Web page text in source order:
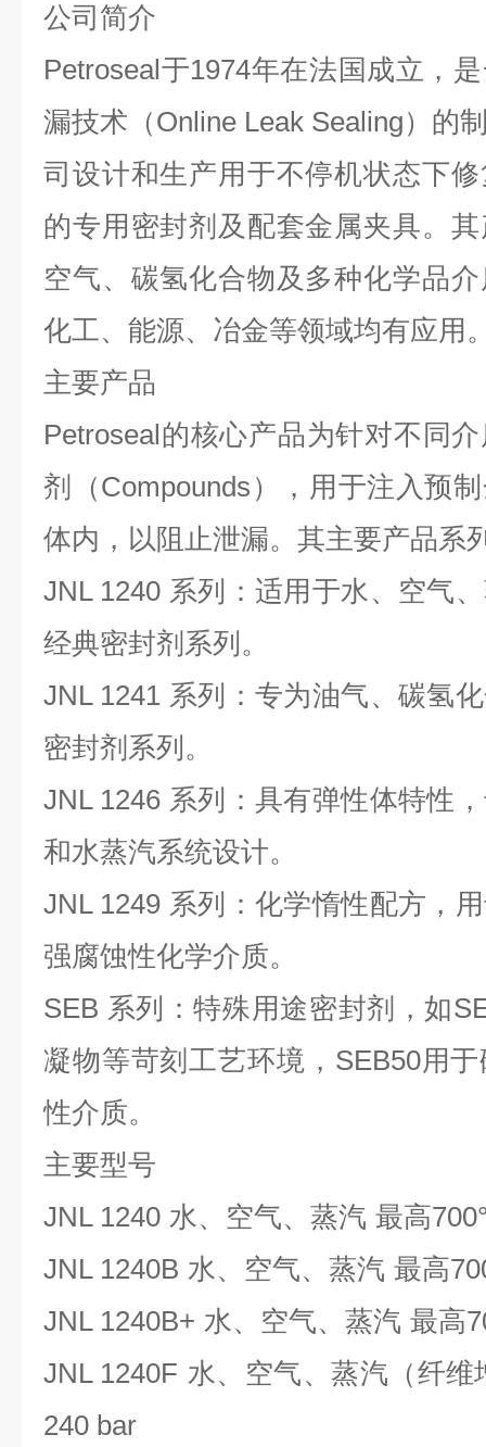
公司简介
Petroseal于1974年在法国成立，
漏技术（Online Leak Sealing）的
司设计和生产用于不停机状态下
的专用密封剂及配套金属夹具。
空气、碳氢化合物及多种化学品
化工、能源、冶金等领域均有应用
主要产品
Petroseal的核心产品为针对不同
剂（Compounds），用于注入预
体内，以阻止泄漏。其主要产品系
JNL 1240 系列：适用于水、空气
经典密封剂系列。
JNL 1241 系列：专为油气、碳氢
密封剂系列。
JNL 1246 系列：具有弹性体特性
和水蒸汽系统设计。
JNL 1249 系列：化学惰性配方，
强腐蚀性化学介质。
SEB 系列：特殊用途密封剂，如
凝物等苛刻工艺环境，SEB50用
性介质。
主要型号
JNL 1240 水、空气、蒸汽 最高
JNL 1240B 水、空气、蒸汽 最高
JNL 1240B+ 水、空气、蒸汽 最高
JNL 1240F 水、空气、蒸汽（纤维
240 bar